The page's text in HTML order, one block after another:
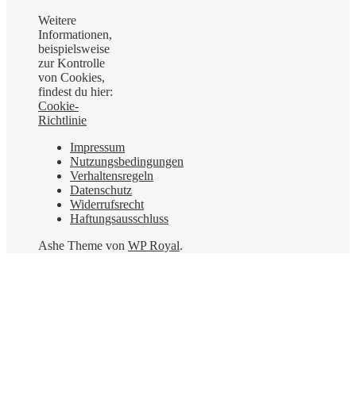
Weitere
Informationen,
beispielsweise
zur Kontrolle
von Cookies,
findest du hier:
Cookie-
Richtlinie
Impressum
Nutzungsbedingungen
Verhaltensregeln
Datenschutz
Widerrufsrecht
Haftungsausschluss
Ashe Theme von WP Royal.